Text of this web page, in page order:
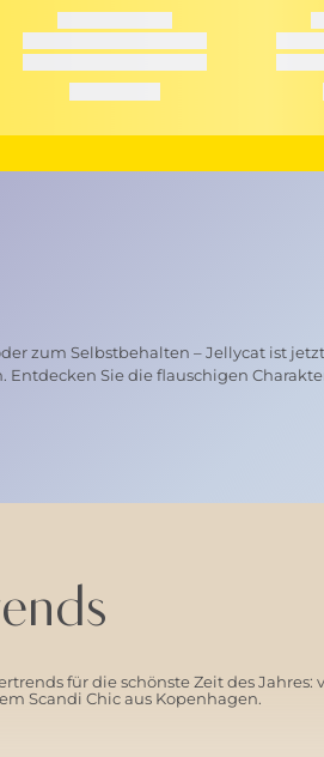
zum Selbstbehalten – Jellycat ist
Entdecken Sie die flauschigen
für die schönste Zeit des
Scandi Chic aus Kopenhagen.